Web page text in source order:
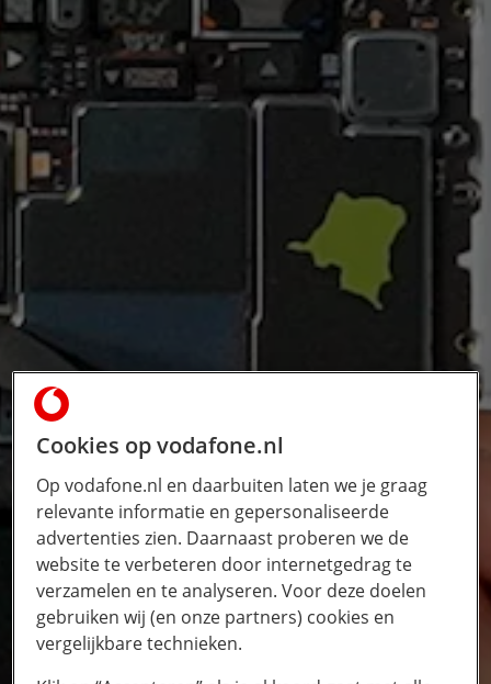
Cookies op vodafone.nl
Op vodafone.nl en daarbuiten laten we je graag
relevante informatie en gepersonaliseerde
advertenties zien. Daarnaast proberen we de
website te verbeteren door internetgedrag te
verzamelen en te analyseren. Voor deze doelen
gebruiken wij (en onze partners) cookies en
vergelijkbare technieken.